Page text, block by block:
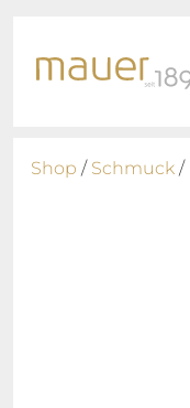
Shop / Schmuck /